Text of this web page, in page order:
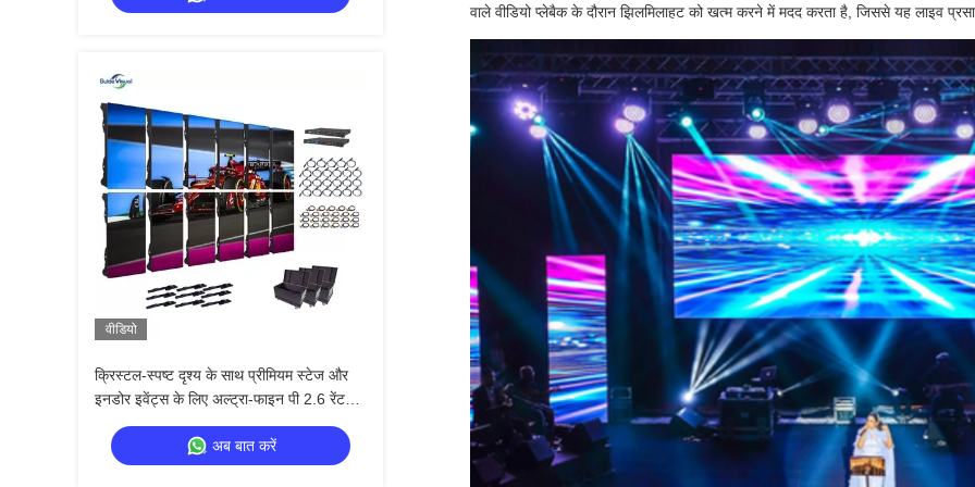
वीडियो
क्रिस्टल-स्पष्ट दृश्य के साथ प्रीमियम स्टेज और
इनडोर इवेंट्स के लिए अल्ट्रा-फाइन पी 2.6 रेंटल
एलईडी डिस्प्ले
अब बात करें
वाले वीडियो प्लेबैक के दौरान झिलमिलाहट को खत्म करने में मदद करता है, जिससे यह लाइव